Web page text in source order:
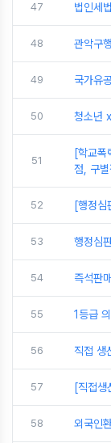
47 법인세
48 관악구
49 국가유
50 청소년
51
[학교
점, 구
52 [행정
53 행정심
54 즉석판
55 1등급
56 직접 생
57 [직접생
58 외국인